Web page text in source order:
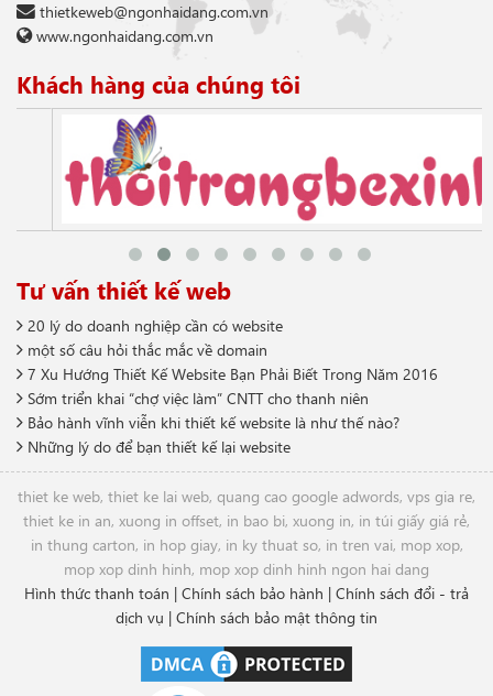
thietkeweb@ngonhaidang.com.vn
www.ngonhaidang.com.vn
Khách hàng của chúng tôi
Tư vấn thiết kế web
20 lý do doanh nghiệp cần có website
một số câu hỏi thắc mắc về domain
7 Xu Hướng Thiết Kế Website Bạn Phải Biết Trong Năm 2016
Sớm triển khai “chợ việc làm” CNTT cho thanh niên
Bảo hành vĩnh viễn khi thiết kế website là như thế nào?
Những lý do để bạn thiết kế lại website
thiet ke web, thiet ke lai web, quang cao google adwords, vps gia re,
thiet ke in an, xuong in offset, in bao bi, xuong in, in túi giấy giá rẻ,
in thung carton, in hop giay, in ky thuat so, in tren vai, mop xop,
mop xop dinh hinh, mop xop dinh hinh ngon hai dang
Hình thức thanh toán | Chính sách bảo hành | Chính sách đổi - trả
dịch vụ | Chính sách bảo mật thông tin